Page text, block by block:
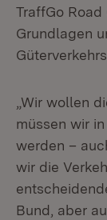
TraffGo
Grundlagen
„Wir wollen
müssen wir
werden –
wir die
Bund, aber